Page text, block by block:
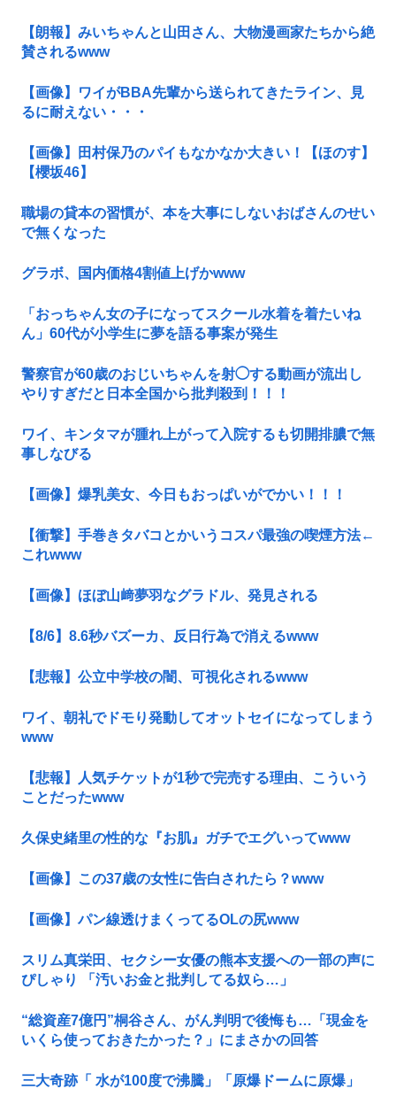
【朗報】みいちゃんと山田さん、大物漫画家たちから絶
賛されるwww
【画像】ワイがBBA先輩から送られてきたライン、見
るに耐えない・・・
【画像】田村保乃のパイもなかなか大きい！【ほのす】
【櫻坂46】
職場の貸本の習慣が、本を大事にしないおばさんのせい
で無くなった
グラボ、国内価格4割値上げかwww
「おっちゃん女の子になってスクール水着を着たいね
ん」60代が小学生に夢を語る事案が発生
警察官が60歳のおじいちゃんを射◯する動画が流出し
やりすぎだと日本全国から批判殺到！！！
ワイ、キンタマが腫れ上がって入院するも切開排膿で無
事しなびる
【画像】爆乳美女、今日もおっぱいがでかい！！！
【衝撃】手巻きタバコとかいうコスパ最強の喫煙方法←
これwww
【画像】ほぼ山﨑夢羽なグラドル、発見される
【8/6】8.6秒バズーカ、反日行為で消えるwww
【悲報】公立中学校の闇、可視化されるwww
ワイ、朝礼でドモり発動してオットセイになってしまう
www
【悲報】人気チケットが1秒で完売する理由、こういう
ことだったwww
久保史緒里の性的な『お肌』ガチでエグいってwww
【画像】この37歳の女性に告白されたら？www
【画像】パン線透けまくってるOLの尻www
スリム真栄田、セクシー女優の熊本支援への一部の声に
ぴしゃり 「汚いお金と批判してる奴ら…」
“総資産7億円”桐谷さん、がん判明で後悔も…「現金を
いくら使っておきたかった？」にまさかの回答
三大奇跡「 水が100度で沸騰」「原爆ドームに原爆」